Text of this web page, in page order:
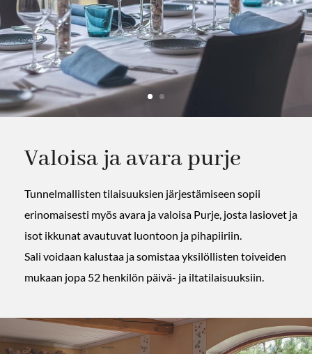
Valoisa ja avara purje
Tunnelmallisten tilaisuuksien järjestämiseen sopii
erinomaisesti myös avara ja valoisa Purje, josta lasiovet ja
isot ikkunat avautuvat luontoon ja pihapiiriin.
Sali voidaan kalustaa ja somistaa yksilöllisten toiveiden
mukaan jopa 52 henkilön päivä- ja iltatilaisuuksiin.